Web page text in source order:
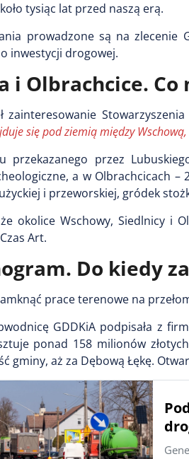
tysiąc lat przed naszą erą.
prowadzone są na
inwestycji drogowej.
i Olbrachcice.
zainteresowanie
się pod ziemią między
przekazanego przez
a w Olbrachcicach
i przeworskiej, gródek
okolice Wschowy, Siedlnicy i
Art.
Do kiedy
prace terenowe na
GDDKiA podpisała z
ponad 158 milionów
gminy, aż za Dębową Łękę.